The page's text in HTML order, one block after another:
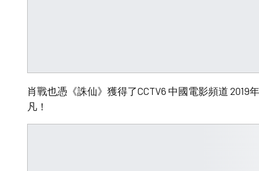
肖戰也憑《誅仙》獲得了CCTV6 中國電影頻道
凡！